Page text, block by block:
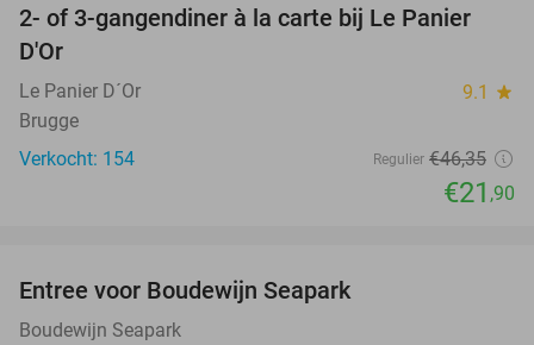
53%
2- of 3-gangendiner à la carte bij Le Panier
D'Or
Le Panier D´Or 9.1 star
Brugge
Verkocht: 154
Regulier €46,35
€21 ,90
Entree voor Boudewijn Seapark
Boudewijn Seapark